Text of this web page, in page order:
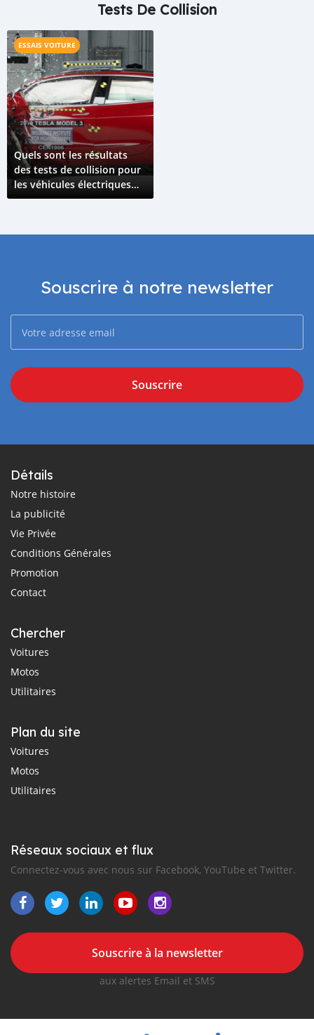
Tests De Collision
ESSAIS VOITURE
Quels sont les résultats
des tests de collision pour
les véhicules électriques
par rapport aaux véhicules
Souscrire à notre newsletter
Souscrire
Détails
Notre histoire
La publicité
Vie Privée
Conditions Générales
Promotion
Contact
Chercher
Voitures
Motos
Utilitaires
Plan du site
Voitures
Motos
Utilitaires
Réseaux sociaux et flux
Connectez-vous avec nous sur Facebook, YouTube et Twitter.
Souscrire à la newsletter
aux alertes Email et SMS